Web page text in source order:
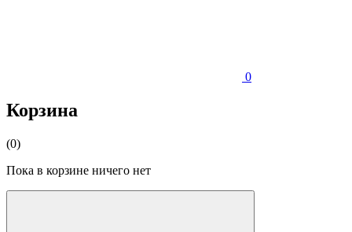
0
Корзина
(0)
Пока в корзине ничего нет